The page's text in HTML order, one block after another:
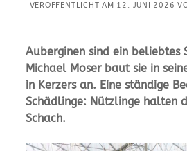
VERÖFFENTLICHT AM 12. JUNI 2026
Auberginen sind ein beliebtes
Michael Moser baut sie in
in Kerzers an. Eine ständige
Schädlinge: Nützlinge halten
Schach.